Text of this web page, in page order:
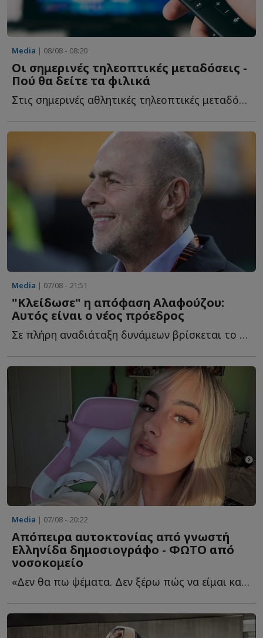
Media | 08/08 - 08:20
Οι σημερινές τηλεοπτικές μεταδόσεις -
Πού θα δείτε τα φιλικά
Στις σημερινές αθλητικές τηλεοπτικές μεταδόσεις ξεχωρίζουν τ...
Media | 07/08 - 21:51
"Κλείδωσε" η απόφαση Αλαφούζου:
Αυτός είναι ο νέος πρόεδρος
Σε πλήρη αναδιάταξη δυνάμεων βρίσκεται το κανάλι του Φ...
Media | 07/08 - 20:22
Απόπειρα αυτοκτονίας από γνωστή
Ελληνίδα δημοσιογράφο - ΦΩΤΟ από
νοσοκομείο
«Δεν θα πω ψέματα. Δεν ξέρω πώς να είμαι καλά και αν θ...